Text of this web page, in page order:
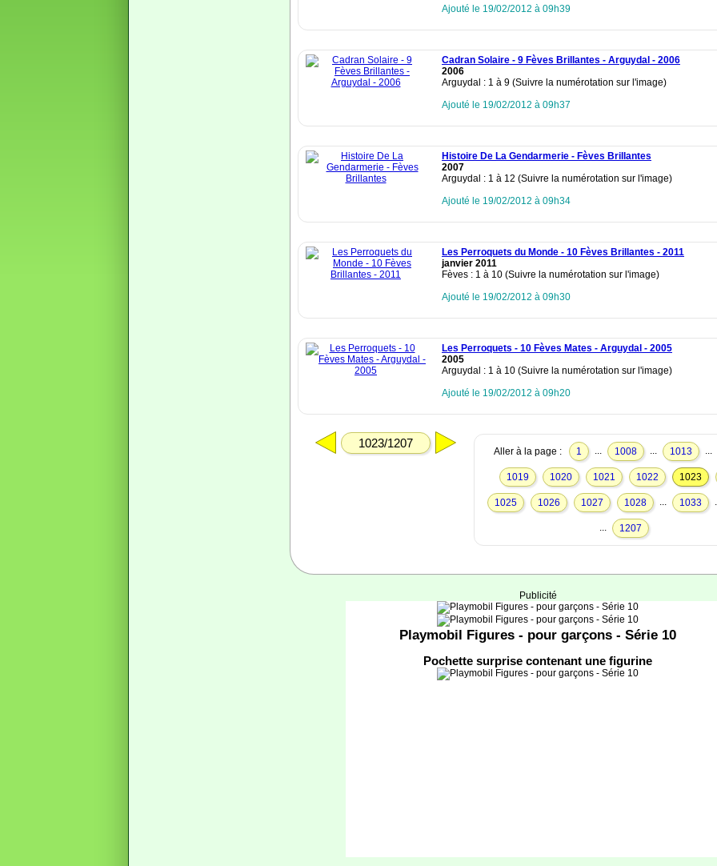
Ajouté le 19/02/2012 à 09h39
Cadran Solaire - 9 Fèves Brillantes - Arguydal - 2006
2006
Arguydal : 1 à 9 (Suivre la numérotation sur l'image)
Ajouté le 19/02/2012 à 09h37
Histoire De La Gendarmerie - Fèves Brillantes
2007
Arguydal : 1 à 12 (Suivre la numérotation sur l'image)
Ajouté le 19/02/2012 à 09h34
Les Perroquets du Monde - 10 Fèves Brillantes - 2011
janvier 2011
Fèves : 1 à 10 (Suivre la numérotation sur l'image)
Ajouté le 19/02/2012 à 09h30
Les Perroquets - 10 Fèves Mates - Arguydal - 2005
2005
Arguydal : 1 à 10 (Suivre la numérotation sur l'image)
Ajouté le 19/02/2012 à 09h20
1023/1207
Aller à la page : 1 ... 1008 ... 1013 ...
1019 1020 1021 1022 1023
1025 1026 1027 1028 ... 1033
... 1207
Publicité
Playmobil Figures - pour garçons - Série 10
Pochette surprise contenant une figurine